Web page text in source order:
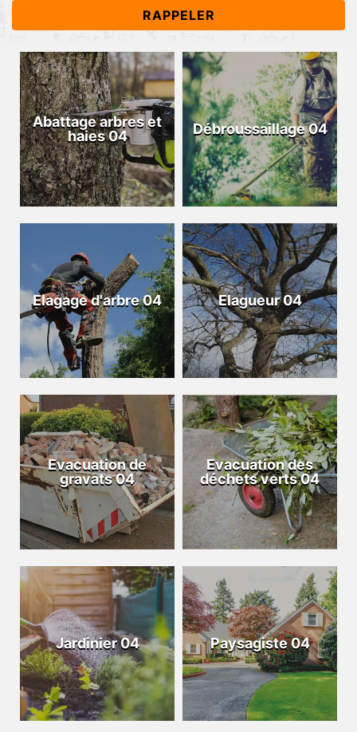
Abattage arbres et
haies 04
Débroussaillage 04
Elagage d'arbre 04 Elagueur 04
Evacuation de
gravats 04
Evacuation des
déchets verts 04
Jardinier 04 Paysagiste 04